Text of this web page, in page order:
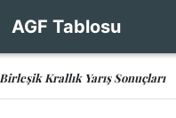
AGF Tablosu
Krallık Yarış Sonuçları